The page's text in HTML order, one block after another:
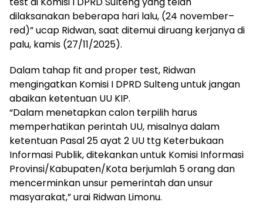
dilaksanakan beberapa hari lalu, (24 november–
red)” ucap Ridwan, saat ditemui diruang kerjanya di
palu, kamis (27/11/2025).
Dalam tahap fit and proper test, Ridwan
mengingatkan Komisi I DPRD Sulteng untuk jangan
abaikan ketentuan UU KIP.
“Dalam menetapkan calon terpilih harus
memperhatikan perintah UU, misalnya dalam
ketentuan Pasal 25 ayat 2 UU ttg Keterbukaan
Informasi Publik, ditekankan untuk Komisi Informasi
Provinsi/Kabupaten/Kota berjumlah 5 orang dan
mencerminkan unsur pemerintah dan unsur
masyarakat,” urai Ridwan Limonu.